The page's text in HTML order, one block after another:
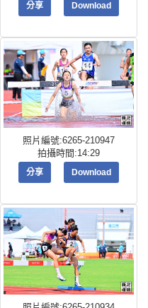
分享 Download
照片編號:6265-210947
拍攝時間:14:29
分享 Download